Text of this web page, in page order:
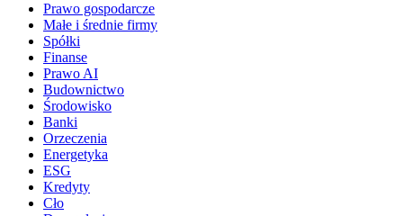
Prawo gospodarcze
Małe i średnie firmy
Spółki
Finanse
Prawo AI
Budownictwo
Środowisko
Banki
Orzeczenia
Energetyka
ESG
Kredyty
Cło